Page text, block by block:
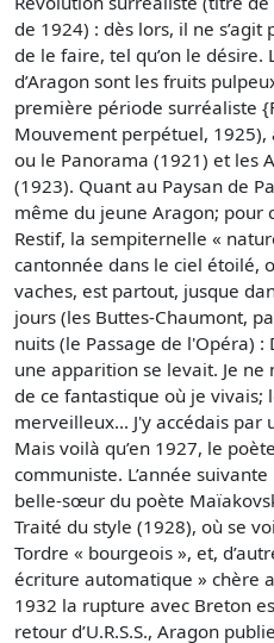
de 1924) : dès lors, il ne
de le faire, tel qu’on le désire.
d’Aragon sont les fruits
première période surréaliste
Mouvement perpétuel, 1925),
ou le Panorama (1921) et les
(1923). Quant au Paysan de
même du jeune Aragon; pour
Restif, la sempiternelle «
cantonnée dans le ciel étoilé,
vaches, est partout, jusque
jours (les Buttes-Chaumont,
nuits (le Passage de l'Opéra)
une apparition se levait. Je ne
de ce fantastique où je vivais;
merveilleux... J'y accédais
Mais voilà qu’en 1927, le
communiste. L’année
belle-sœur du poète
Traité du style (1928), où se
Tordre « bourgeois », et,
écriture automatique » chère
1932 la rupture avec Breton
retour d’U.R.S.S., Aragon